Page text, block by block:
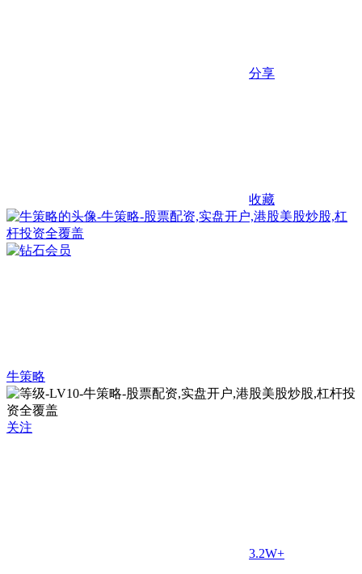
分享
收藏
牛策略
关注
3.2W+